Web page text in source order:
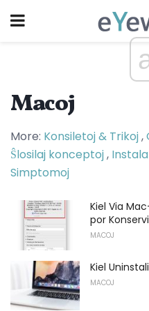
Macoj
More: Konsiletoj & Trikoj,
Ŝlosilaj konceptoj,
Simptomoj
Kiel Via
por
MACOJ
Kiel
MACOJ